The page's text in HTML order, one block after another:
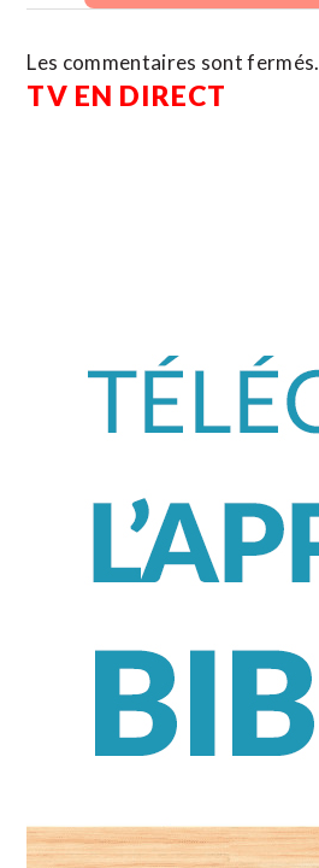
Les commentaires sont fermés.
TV EN DIRECT